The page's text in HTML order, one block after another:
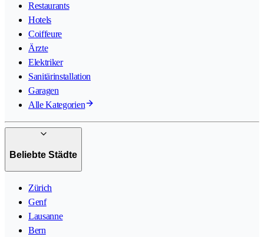
Restaurants
Hotels
Coiffeure
Ärzte
Elektriker
Sanitärinstallation
Garagen
Alle Kategorien
Beliebte Städte
Zürich
Genf
Lausanne
Bern